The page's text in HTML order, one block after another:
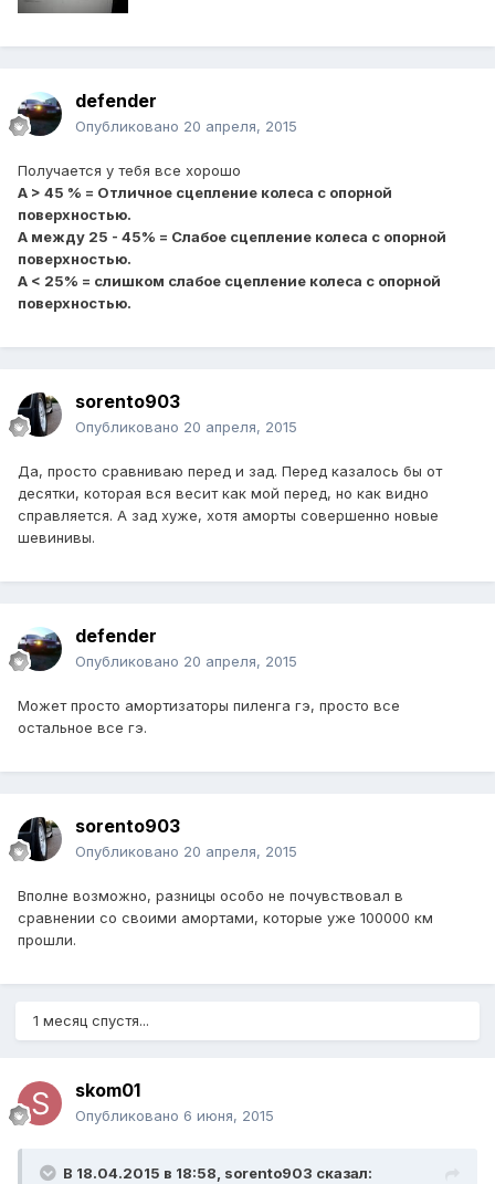
defender
Опубликовано 20 апреля, 2015
Получается у тебя все хорошо
A > 45 % = Отличное сцепление колеса с опорной
поверхностью.
A между 25 - 45% = Слабое сцепление колеса с опорной
поверхностью.
A < 25% = слишком слабое сцепление колеса с опорной
поверхностью.
sorento903
Опубликовано 20 апреля, 2015
Да, просто сравниваю перед и зад. Перед казалось бы от
десятки, которая вся весит как мой перед, но как видно
справляется. А зад хуже, хотя аморты совершенно новые
шевинивы.
defender
Опубликовано 20 апреля, 2015
Может просто амортизаторы пиленга гэ, просто все
остальное все гэ.
sorento903
Опубликовано 20 апреля, 2015
Вполне возможно, разницы особо не почувствовал в
сравнении со своими амортами, которые уже 100000 км
прошли.
1 месяц спустя...
skom01
Опубликовано 6 июня, 2015
В 18.04.2015 в 18:58, sorento903 сказал: